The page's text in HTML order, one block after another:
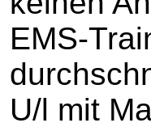
EMS-
U/l mit